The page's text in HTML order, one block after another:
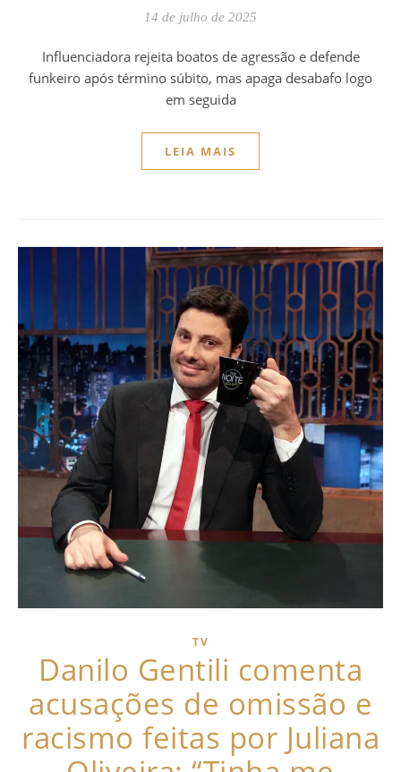
14 de julho de 2025
Influenciadora rejeita boatos de agressão e defende
funkeiro após término súbito, mas apaga desabafo logo
em seguida
LEIA MAIS
TV
Danilo Gentili comenta
acusações de omissão e
racismo feitas por Juliana